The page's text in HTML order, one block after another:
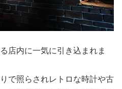
店内に一気に引き込まれま
で照らされレトロな時計や古